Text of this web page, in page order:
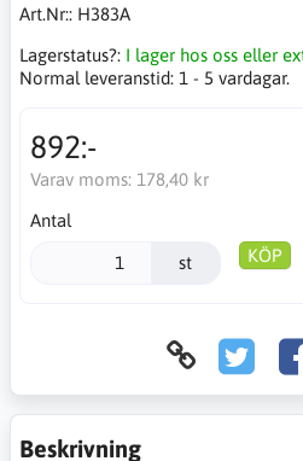
Art.Nr:: H383A
Lagerstatus?: I lager hos oss eller
Normal leveranstid: 1 - 5 vardagar.
892:-
Varav moms: 178,40 kr
Antal
st KÖP
Beskrivning